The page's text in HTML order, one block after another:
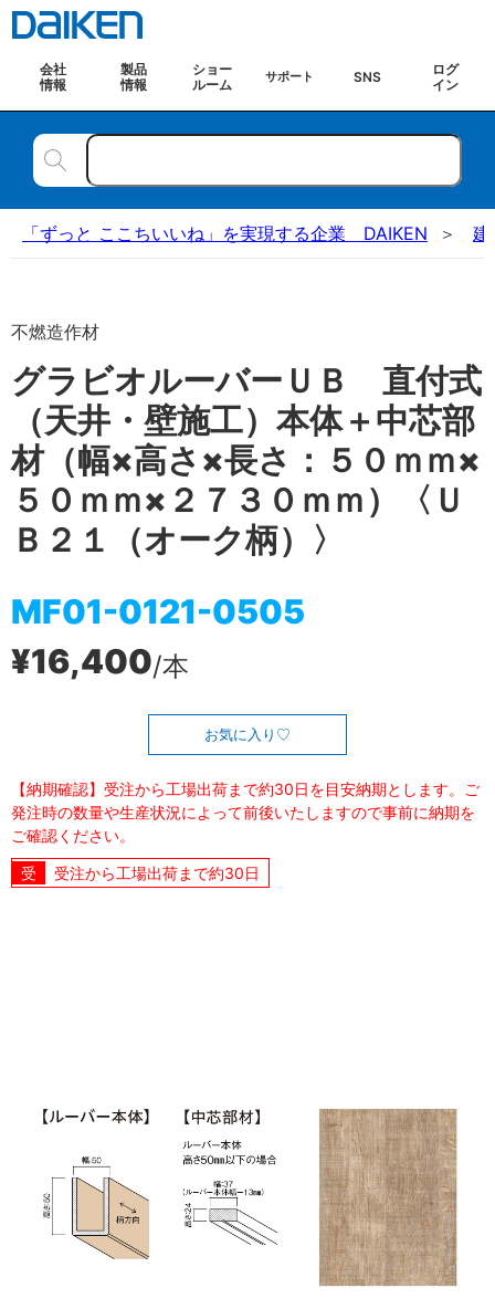
会社
情報
製品
情報
ショー
ルーム
サポート SNS
ログ
イン
「ずっと ここちいいね」を実現する企業 DAIKEN 建
不燃造作材
グラビオルーバーＵＢ 直付式
（天井・壁施工）本体＋中芯部
材（幅×高さ×長さ：５０ｍｍ×
５０ｍｍ×２７３０ｍｍ）〈Ｕ
Ｂ２１（オーク柄）〉
MF01-0121-0505
¥16,400/本
お気に入り
【納期確認】受注から工場出荷まで約30日を目安納期とします。ご
発注時の数量や生産状況によって前後いたしますので事前に納期を
ご確認ください。
受注から工場出荷まで約30日